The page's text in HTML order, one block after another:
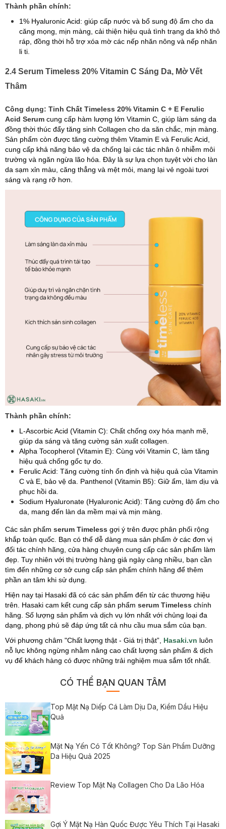
Thành phần chính:
1% Hyaluronic Acid: giúp cấp nước và bổ sung độ ẩm cho da
căng mọng, mịn màng, cải thiện hiệu quả tình trạng da khô thô
ráp, đồng thời hỗ trợ xóa mờ các nếp nhăn nông và nếp nhăn
li ti.
2.4 Serum Timeless 20% Vitamin C Sáng Da, Mờ Vết
Thâm
Công dụng: Tinh Chất Timeless 20% Vitamin C + E Ferulic
Acid Serum cung cấp hàm lượng lớn Vitamin C, giúp làm sáng da
đồng thời thúc đẩy tăng sinh Collagen cho da săn chắc, mịn màng.
Sản phẩm còn được tăng cường thêm Vitamin E và Ferulic Acid,
cung cấp khả năng bảo vệ da chống lại các tác nhân ô nhiễm môi
trường và ngăn ngừa lão hóa. Đây là sự lựa chọn tuyệt vời cho làn
da sạm xỉn màu, căng thẳng và mệt mỏi, mang lại vẻ ngoài tươi
sáng và rạng rỡ hơn.
Thành phần chính:
L-Ascorbic Acid (Vitamin C): Chất chống oxy hóa mạnh mẽ,
giúp da sáng và tăng cường sản xuất collagen.
Alpha Tocopherol (Vitamin E): Cùng với Vitamin C, làm tăng
hiệu quả chống gốc tự do.
Ferulic Acid: Tăng cường tính ổn định và hiệu quả của Vitamin
C và E, bảo vệ da. Panthenol (Vitamin B5): Giữ ẩm, làm dịu và
phục hồi da.
Sodium Hyaluronate (Hyaluronic Acid): Tăng cường độ ẩm cho
da, mang đến làn da mềm mại và mịn màng.
Các sản phẩm serum Timeless gợi ý trên được phân phối rộng
khắp toàn quốc. Bạn có thể dễ dàng mua sản phẩm ở các đơn vị
đối tác chính hãng, cửa hàng chuyên cung cấp các sản phẩm làm
đẹp. Tuy nhiên với thị trường hàng giả ngày càng nhiều, bạn cần
tìm đến những cơ sở cung cấp sản phẩm chính hãng để thêm
phần an tâm khi sử dụng.
Hiện nay tại Hasaki đã có các sản phẩm đến từ các thương hiệu
trên. Hasaki cam kết cung cấp sản phẩm serum Timeless chính
hãng. Số lượng sản phẩm và dịch vụ lớn nhất với chủng loại đa
dạng, phong phú sẽ đáp ứng tất cả nhu cầu mua sắm của bạn.
Với phương châm "Chất lượng thật - Giá trị thật”, Hasaki.vn luôn
nỗ lực không ngừng nhằm nâng cao chất lượng sản phẩm & dịch
vụ để khách hàng có được những trải nghiệm mua sắm tốt nhất.
CÓ THỂ BẠN QUAN TÂM
Top Mặt Nạ Diếp Cá Làm Dịu Da, Kiềm Dầu Hiệu
Quả
Mặt Nạ Yến Có Tốt Không? Top Sản Phẩm Dưỡng
Da Hiệu Quả 2025
Review Top Mặt Nạ Collagen Cho Da Lão Hóa
Gợi Ý Mặt Nạ Hàn Quốc Được Yêu Thích Tại Hasaki